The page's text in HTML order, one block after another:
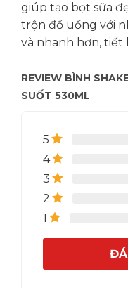
giúp tạo bọt sữa
trộn đồ uống với
và nhanh hơn, tiết
REVIEW BÌNH
SUỐT 530ML
5
4
3
2
1